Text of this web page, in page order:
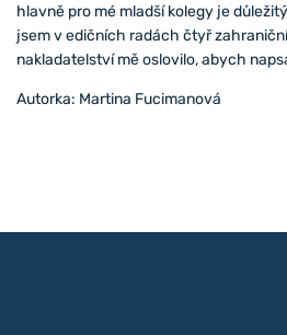
hlavně pro mé mladší kolegy je
jsem v edičních radách čtyř
nakladatelství mě oslovilo, abych
Autorka: Martina Fucimanová